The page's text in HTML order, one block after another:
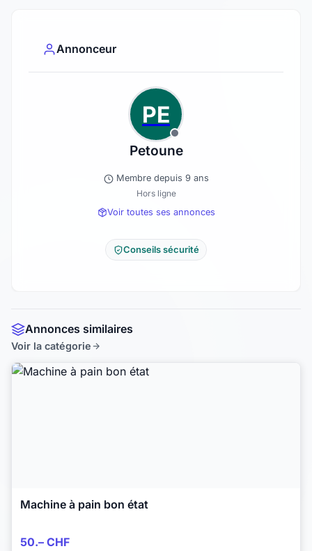
Annonceur
PE
Petoune
Membre depuis 9 ans
Hors ligne
Voir toutes ses annonces
Conseils sécurité
Annonces similaires
Voir la catégorie
Machine à pain bon état
50.– CHF